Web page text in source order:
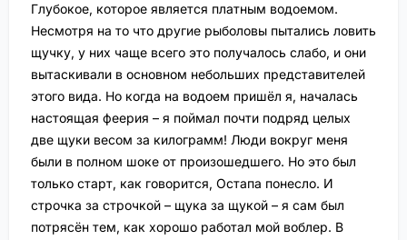
Глубокое, которое является платным водоемом.
Несмотря на то что другие рыболовы пытались ловить
щучку, у них чаще всего это получалось слабо, и они
вытаскивали в основном небольших представителей
этого вида. Но когда на водоем пришёл я, началась
настоящая феерия – я поймал почти подряд целых
две щуки весом за килограмм! Люди вокруг меня
были в полном шоке от произошедшего. Но это был
только старт, как говорится, Остапа понесло. И
строчка за строчкой – щука за щукой – я сам был
потрясён тем, как хорошо работал мой воблер. В